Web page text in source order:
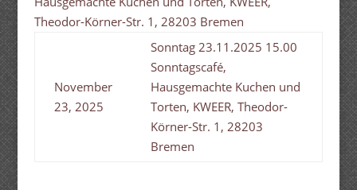
Theodor-Körner-Str. 1, 28203 Bremen
November
23, 2025
Sonntag 23.11.2025 15.00
Sonntagscafé,
Hausgemachte Kuchen und
Torten, KWEER, Theodor-
Körner-Str. 1, 28203
Bremen